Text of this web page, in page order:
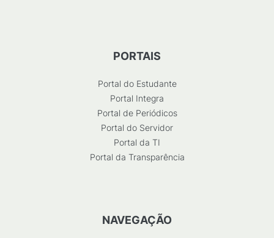
PORTAIS
Portal do Estudante
Portal Integra
Portal de Periódicos
Portal do Servidor
Portal da TI
Portal da Transparência
NAVEGAÇÃO